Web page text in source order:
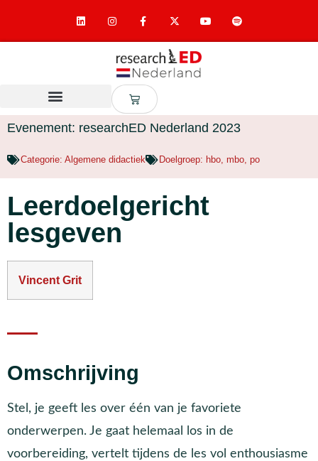
Evenement: researchED Nederland 2023
Categorie: Algemene didactiek Doelgroep: hbo mbo po
Leerdoelgericht
lesgeven
Vincent Grit
Omschrijving
Stel, je geeft les over één van je favoriete
onderwerpen. Je gaat helemaal los in de
voorbereiding, vertelt tijdens de les vol enthousiasme